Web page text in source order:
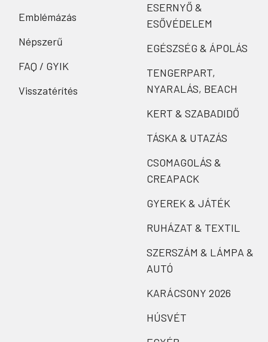
Emblémázás
Népszerű
FAQ / GYIK
Visszatérítés
ESERNYŐ &
ESŐVÉDELEM
EGÉSZSÉG & ÁPOLÁS
TENGERPART,
NYARALÁS, BEACH
KERT & SZABADIDŐ
TÁSKA & UTAZÁS
CSOMAGOLÁS &
CREAPACK
GYEREK & JÁTÉK
RUHÁZAT & TEXTIL
SZERSZÁM & LÁMPA &
AUTÓ
KARÁCSONY 2026
HÚSVÉT